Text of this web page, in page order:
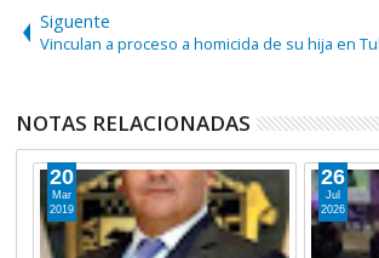
Siguente
Vinculan a proceso a homicida de su hija en
NOTAS RELACIONADAS
08
Jul
2026
04
Mar
2026